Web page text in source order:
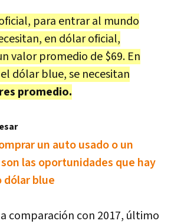
para entrar al mundo
en dólar oficial,
valor promedio de $69. En
dólar blue, se necesitan
promedio.
un auto usado o un
las oportunidades que hay
dólar blue
comparación con 2017, último